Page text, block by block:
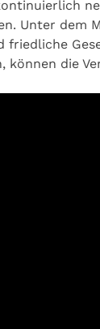
Unter dem
können die